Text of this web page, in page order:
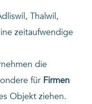
Thalwil,
zeitaufwendige
die
für Firmen
Objekt ziehen.